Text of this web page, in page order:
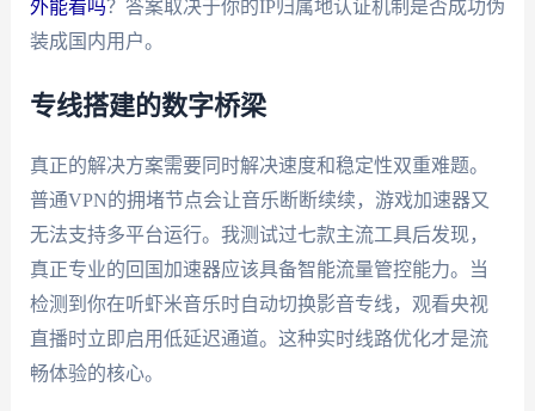
外能看吗？答案取决于你的IP归属地认证机制是否成功伪
装成国内用户。
专线搭建的数字桥梁
真正的解决方案需要同时解决速度和稳定性双重难题。
普通VPN的拥堵节点会让音乐断断续续，游戏加速器又
无法支持多平台运行。我测试过七款主流工具后发现，
真正专业的回国加速器应该具备智能流量管控能力。当
检测到你在听虾米音乐时自动切换影音专线，观看央视
直播时立即启用低延迟通道。这种实时线路优化才是流
畅体验的核心。